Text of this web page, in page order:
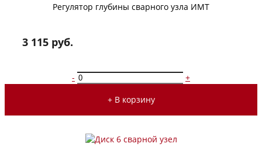
Регулятор глубины сварного узла ИМТ
3 115 руб.
-
+
+ В корзину